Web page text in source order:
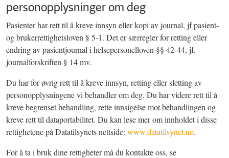
personopplysninger om deg
Pasienter har rett til å kreve innsyn eller kopi av journal, jf pasient-
og brukerrettighetsloven § 5-1. Det er særregler for retting eller
endring av pasientjournal i helsepersonelloven §§ 42-44, jf.
journalforskriften § 14 mv.
Du har for øvrig rett til å kreve innsyn, retting eller sletting av
personopplysningene vi behandler om deg. Du har videre rett til å
kreve begrenset behandling, rette innsigelse mot behandlingen og
kreve rett til dataportabilitet. Du kan lese mer om innholdet i disse
rettighetene på Datatilsynets nettside: www.datatilsynet.no.
For å ta i bruk dine rettigheter må du kontakte oss, se